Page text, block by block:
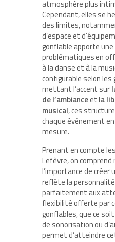
atmosphère plus
Cependant, elles se
des limites,
d’espace et
gonflable apporte
problématiques en
à la danse et à la
configurable selon les
mettant l’accent sur
de l’ambianceet la
musical, ces
chaque événement
mesure.
Prenant en compte
Lefèvre, on
l’importance de créer
reflète la
parfaitement aux
flexibilité offerte par
gonflables, que ce
de sonorisation ou
permet d’atteindre